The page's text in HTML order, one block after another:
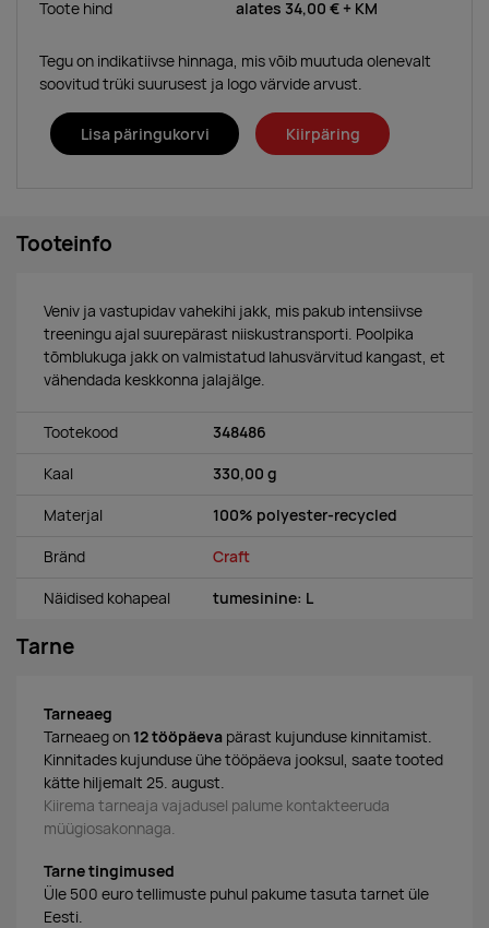
Toote hind alates 34,00 € + KM
Tegu on indikatiivse hinnaga, mis võib muutuda olenevalt
soovitud trüki suurusest ja logo värvide arvust.
Lisa päringukorvi Kiirpäring
Tooteinfo
Veniv ja vastupidav vahekihi jakk, mis pakub intensiivse
treeningu ajal suurepärast niiskustransporti. Poolpika
tõmblukuga jakk on valmistatud lahusvärvitud kangast, et
vähendada keskkonna jalajälge.
Tootekood 348486
Kaal 330,00 g
Materjal 100% polyester-recycled
Bränd Craft
Näidised kohapeal tumesinine: L
Tarne
Tarneaeg
Tarneaeg on 12 tööpäeva pärast kujunduse kinnitamist.
Kinnitades kujunduse ühe tööpäeva jooksul, saate tooted
kätte hiljemalt 25. august.
Kiirema tarneaja vajadusel palume kontakteeruda
müügiosakonnaga.
Tarne tingimused
Üle 500 euro tellimuste puhul pakume tasuta tarnet üle
Eesti.